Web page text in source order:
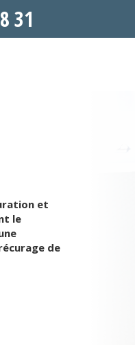
31
et
le
de